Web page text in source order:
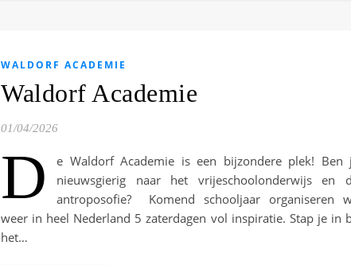
WALDORF ACADEMIE
Waldorf Academie
01/04/2026
D
e Waldorf Academie is een bijzondere plek! Ben
nieuwsgierig naar het vrijeschoolonderwijs en
antroposofie? Komend schooljaar organiseren
weer in heel Nederland 5 zaterdagen vol inspiratie. Stap je in
het…